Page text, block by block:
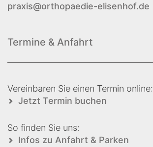
praxis@orthopaedie-elisenhof.de
Termine & Anfahrt
Vereinbaren Sie einen Termin online:
Jetzt Termin buchen
So finden Sie uns:
Infos zu Anfahrt & Parken